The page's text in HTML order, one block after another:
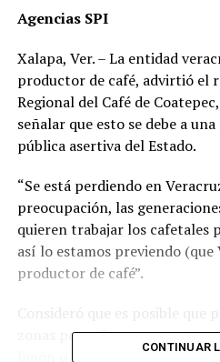
Agencias SPI
Xalapa, Ver. – La entidad
productor de café, advirtió el
Regional del Café de
señalar que esto se debe a
pública asertiva del Estado.
“Se está perdiendo en
preocupación, las
quieren trabajar los cafetales
así lo estamos previendo (que
productor de café”.
Consideró que es posible que
zonas pequeñas o compactas,
limón o de caña o será de café
CONTINUAR